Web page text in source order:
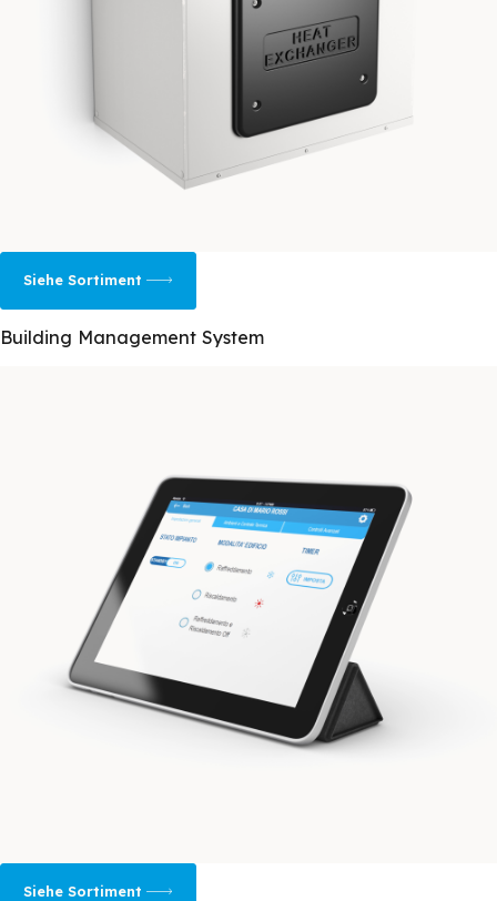
Siehe Sortiment
Building Management System
Siehe Sortiment